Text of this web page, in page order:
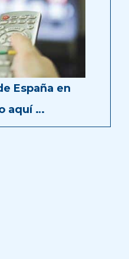
España en
aquí …